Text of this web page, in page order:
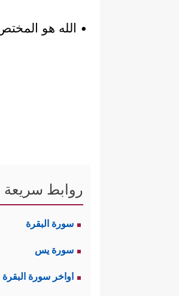
• الله هو
روابط سريعة
سورة البقرة
سورة يس
اواخر سورة البقرة